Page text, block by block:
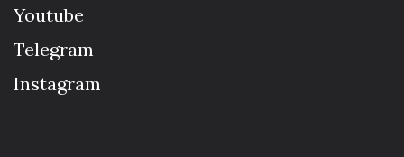
Youtube
Telegram
Instagram